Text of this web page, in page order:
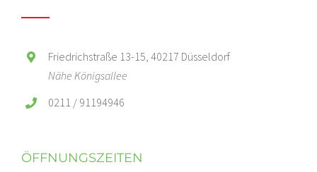
Friedrichstraße 13-15, 40217 Düsseldorf
Nähe Königsallee
0211 / 91194946
ÖFFNUNGSZEITEN